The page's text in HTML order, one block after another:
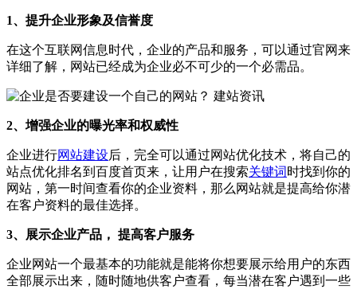
1、提升企业形象及信誉度
在这个互联网信息时代，企业的产品和服务，可以通过官网来
详细了解，网站已经成为企业必不可少的一个必需品。
2、增强企业的曝光率和权威性
企业进行网站建设后，完全可以通过网站优化技术，将自己的
站点优化排名到百度首页来，让用户在搜索关键词时找到你的
网站，第一时间查看你的企业资料，那么网站就是提高给你潜
在客户资料的最佳选择。
3、展示企业产品， 提高客户服务
企业网站一个最基本的功能就是能将你想要展示给用户的东西
全部展示出来，随时随地供客户查看，每当潜在客户遇到一些